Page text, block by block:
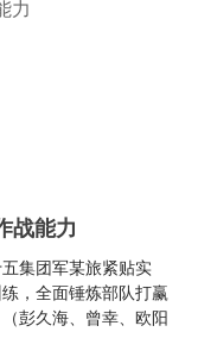
战能力
集团军某旅紧贴实
，全面锤炼部队打赢
彭久海、曾幸、欧阳